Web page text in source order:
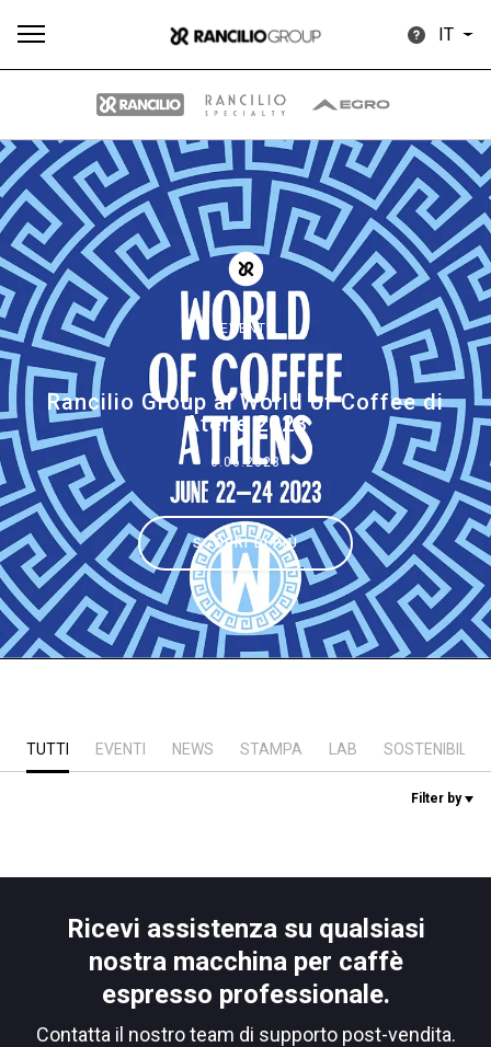
IT
EVENTI
Rancilio Group al World of Coffee di
Atene 2023
6.06.2023
SCOPRI DI PIÙ
TUTTI EVENTI NEWS STAMPA LAB SOSTENIBILITÀ
Filter by
Ricevi assistenza su qualsiasi
nostra macchina per caffè
espresso professionale.
Contatta il nostro team di supporto post-vendita.
Tutti Prodotti News Download Altro
Brand
Il gruppo
News
La nostra storia
Sostenibilità